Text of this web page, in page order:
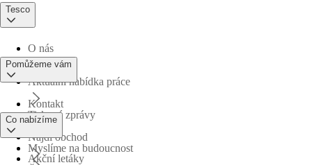
Tesco
O nás
Aktuální nabídka práce
Tiskové zprávy
Myslíme na budoucnost
Pomůžeme vám
Kontakt
Najdi obchod
Co nabízíme
Akční letáky